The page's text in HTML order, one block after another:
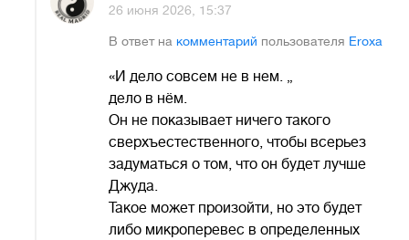
26 июня 2026, 15:37
В ответ на комментарий пользователя Eroxa
«И дело совсем не в нем. „
дело в нём.
Он не показывает ничего такого
сверхъестественного, чтобы всерьез
задуматься о том, что он будет лучше
Джуда.
Такое может произойти, но это будет
либо микроперевес в определенных